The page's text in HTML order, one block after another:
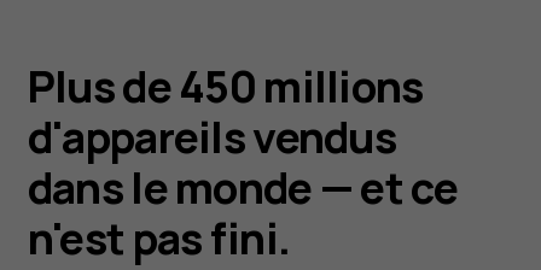
Plus de 450 millions
d'appareils vendus
dans le monde — et ce
n'est pas fini.